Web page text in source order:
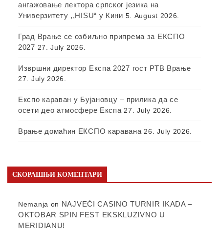
ангажовање лектора српског језика на
Универзитету ,,HISU“ у Кини 5. August 2026.
Град Врање се озбиљно припрема за ЕКСПО
2027 27. July 2026.
Извршни директор Експа 2027 гост РТВ Врање
27. July 2026.
Експо караван у Бујановцу – прилика да се
осети део атмосфере Експа 27. July 2026.
Врање домаћин ЕКСПО каравана 26. July 2026.
СКОРАШЊИ КОМЕНТАРИ
Nemanja on NAJVEĆI CASINO TURNIR IKADA –
OKTOBAR SPIN FEST EKSKLUZIVNO U
MERIDIANU!